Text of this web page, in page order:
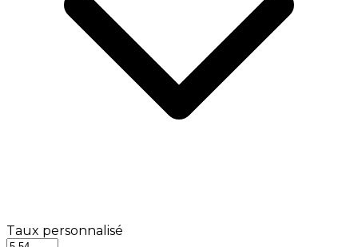
Taux personnalisé